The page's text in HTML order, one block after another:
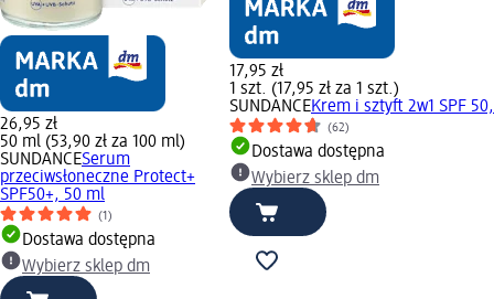
26,95 zł
50 ml (53,90 zł za 100 ml)
SUNDANCESerum
przeciwsłoneczne Protect+
SPF50+, 50 ml
(1)
Dostawa dostępna
Wybierz sklep dm
17,95 zł
1 szt. (17,95 zł za 1 szt.)
SUNDANCEKrem i sztyft 2w1 SPF
(62)
Dostawa dostępna
Wybierz sklep dm